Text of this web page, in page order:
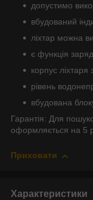
допустимо
вбудований
ліхтар можна
є функція
корпус
рівень
вбудована
Гарантія: Для
оформляється на 5
Приховати
Характеристики